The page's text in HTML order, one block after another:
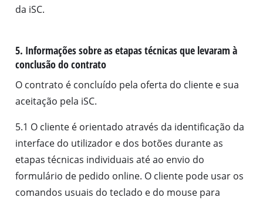
da iSC.
5. Informações sobre as etapas técnicas que levaram à
conclusão do contrato
O contrato é concluído pela oferta do cliente e sua
aceitação pela iSC.
5.1 O cliente é orientado através da identificação da
interface do utilizador e dos botões durante as
etapas técnicas individuais até ao envio do
formulário de pedido online. O cliente pode usar os
comandos usuais do teclado e do mouse para